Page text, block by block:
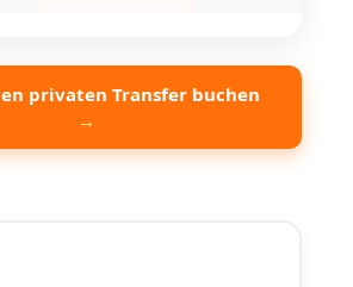
privaten Transfer buchen
→